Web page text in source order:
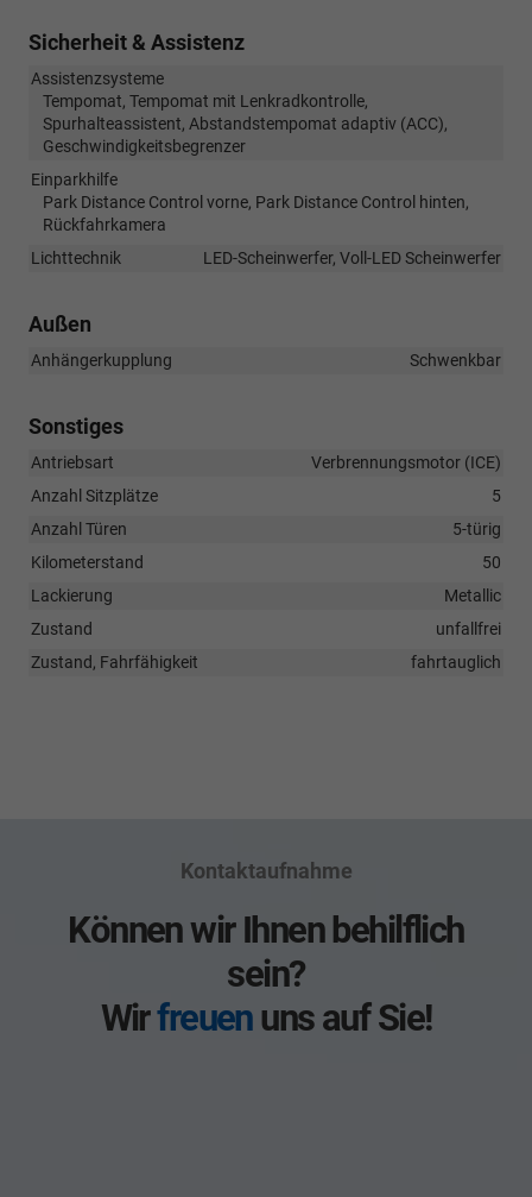
Sicherheit & Assistenz
Assistenzsysteme
Tempomat, Tempomat mit Lenkradkontrolle,
Spurhalteassistent, Abstandstempomat adaptiv (ACC),
Geschwindigkeitsbegrenzer
Einparkhilfe
Park Distance Control vorne, Park Distance Control hinten,
Rückfahrkamera
Lichttechnik
LED-Scheinwerfer, Voll-LED Scheinwerfer
Außen
Anhängerkupplung Schwenkbar
Sonstiges
Antriebsart
Verbrennungsmotor (ICE)
Anzahl Sitzplätze
5
Anzahl Türen
5-türig
Kilometerstand
50
Lackierung
Metallic
Zustand
unfallfrei
Zustand, Fahrfähigkeit
fahrtauglich
Kontaktaufnahme
Können wir Ihnen behilflich
sein?
Wirfreuenuns auf Sie!